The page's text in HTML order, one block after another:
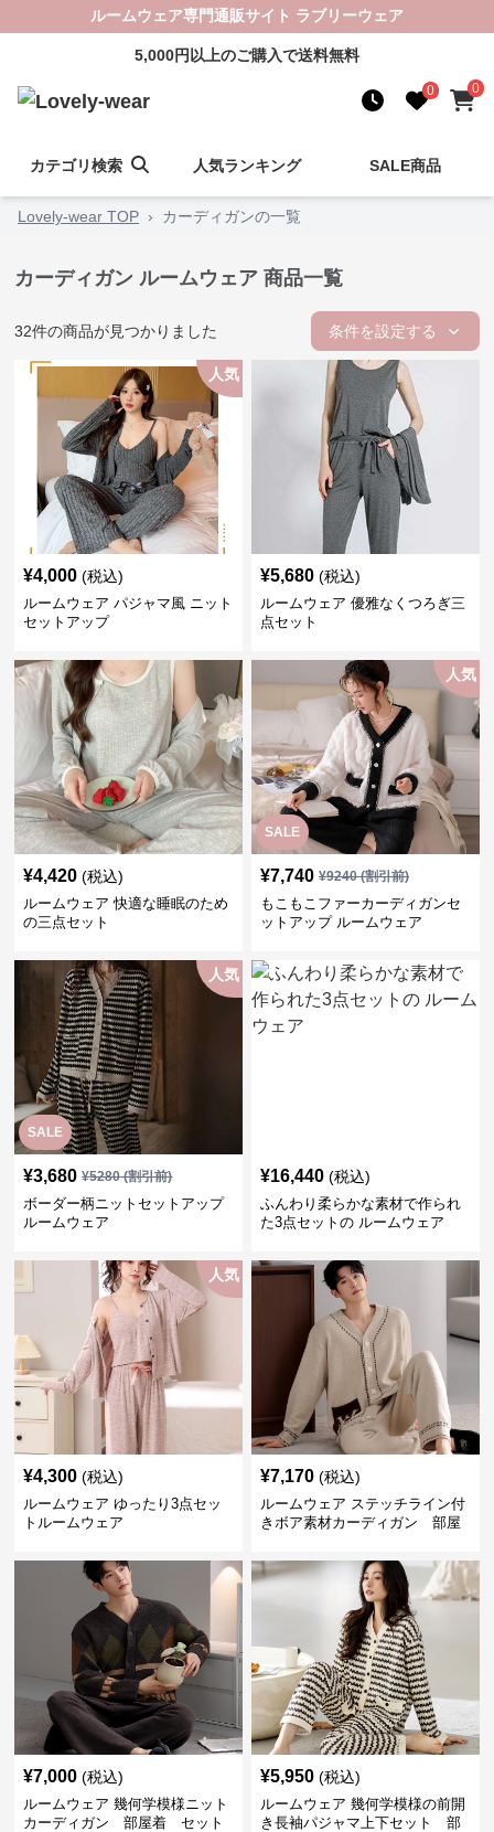
ルームウェア専門通販サイト ラブリーウェア
5,000円以上のご購入で送料無料
0 0
カテゴリ検索 人気ランキング SALE商品
Lovely-wear TOP › カーディガンの一覧
カーディガン ルームウェア 商品一覧
32件の商品が見つかりました 条件を設定する
人気
¥4,000 (税込)
ルームウェア パジャマ風 ニット
セットアップ
¥5,680 (税込)
ルームウェア 優雅なくつろぎ三
点セット
¥4,420 (税込)
ルームウェア 快適な睡眠のため
の三点セット
SALE
人気
¥7,740 ¥9240(割引前)
もこもこファーカーディガンセ
ットアップ ルームウェア
SALE
人気
¥3,680 ¥5280(割引前)
ボーダー柄ニットセットアップ
ルームウェア
¥16,440 (税込)
ふんわり柔らかな素材で作られ
た3点セットの ルームウェア
人気
¥4,300 (税込)
ルームウェア ゆったり3点セッ
トルームウェア
¥7,170 (税込)
ルームウェア ステッチライン付
きボア素材カーディガン 部屋
¥7,000 (税込)
ルームウェア 幾何学模様ニット
カーディガン 部屋着 セット
¥5,950 (税込)
ルームウェア 幾何学模様の前開
き長袖パジャマ上下セット 部